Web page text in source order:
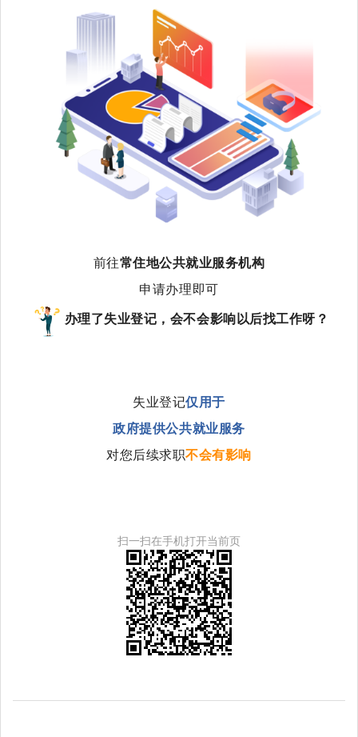
前往常住地公共就业服务机构
申请办理即可
办理了失业登记，会不会影响以后找工作呀？
失业登记仅用于
政府提供公共就业服务
对您后续求职不会有影响
扫一扫在手机打开当前页